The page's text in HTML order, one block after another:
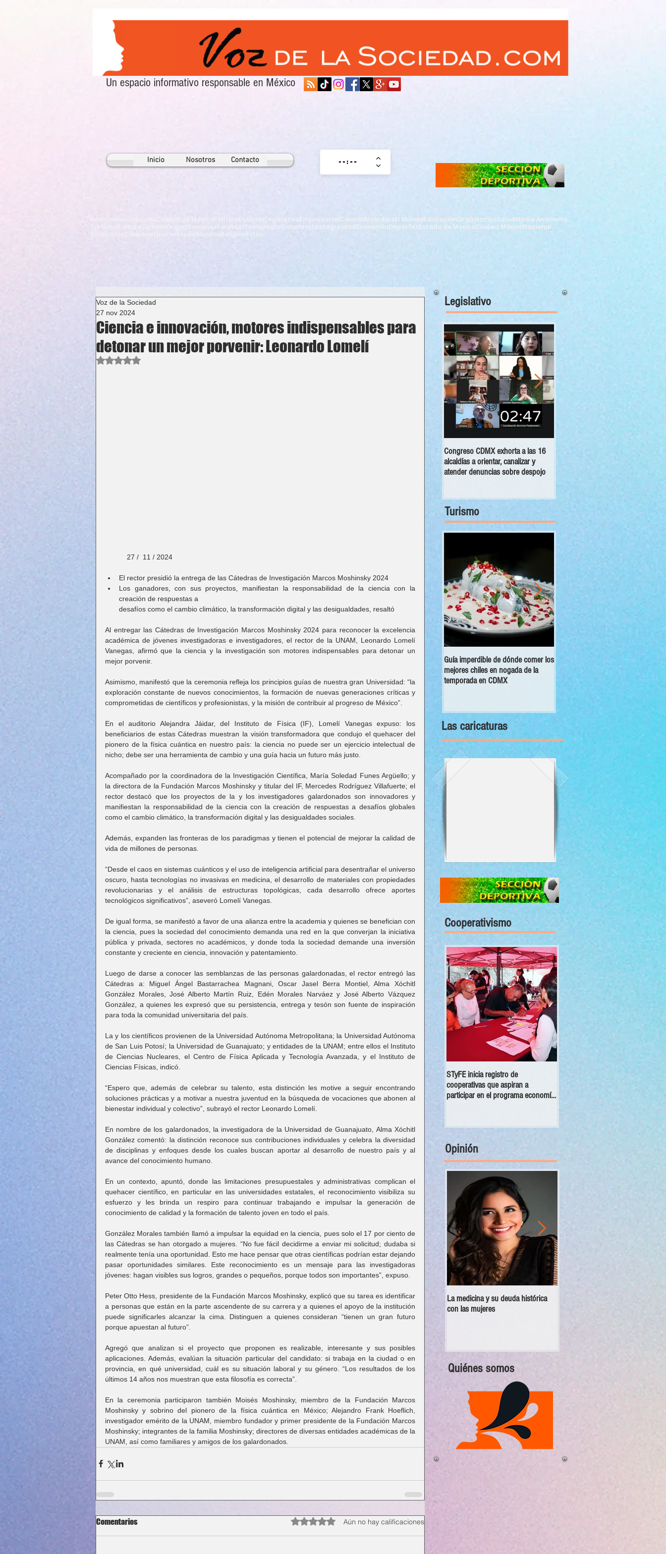
Un espacio informativo responsable en México
Inicio Nosotros Contacto
Legislativo EmpresarialCienciaAlcaldíasEl MundoEducaciónOrganismosSaludMedio Ambiente
Columnistas SeguridadEconomíaDeportesEstado de MéxicoCiudad MéxicoNacional
Ciencia e innovación, motores indispensables para
detonar un mejor porvenir: Leonardo Lomelí
Voz de la Sociedad
27 nov 2024
Obtuvo NaN de 5 estrellas.
           27 /  11 / 2024
El rector presidió la entrega de las Cátedras de Investigación Marcos Moshinsky 2024
Los ganadores, con sus proyectos, manifiestan la responsabilidad de la ciencia con la
creación de respuestas a
desafíos como el cambio climático, la transformación digital y las desigualdades, resaltó
Al entregar las Cátedras de Investigación Marcos Moshinsky 2024 para reconocer la excelencia
académica de jóvenes investigadoras e investigadores, el rector de la UNAM, Leonardo Lomelí
Vanegas, afirmó que la ciencia y la investigación son motores indispensables para detonar un
mejor porvenir.
Asimismo, manifestó que la ceremonia refleja los principios guías de nuestra gran Universidad: “la
exploración constante de nuevos conocimientos, la formación de nuevas generaciones críticas y
comprometidas de científicos y profesionistas, y la misión de contribuir al progreso de México”.
En el auditorio Alejandra Jáidar, del Instituto de Física (IF), Lomelí Vanegas expuso: los
beneficiarios de estas Cátedras muestran la visión transformadora que condujo el quehacer del
pionero de la física cuántica en nuestro país: la ciencia no puede ser un ejercicio intelectual de
nicho; debe ser una herramienta de cambio y una guía hacia un futuro más justo.
Acompañado por la coordinadora de la Investigación Científica, María Soledad Funes Argüello; y
la directora de la Fundación Marcos Moshinsky y titular del IF, Mercedes Rodríguez Villafuerte; el
rector destacó que los proyectos de la y los investigadores galardonados son innovadores y
manifiestan la responsabilidad de la ciencia con la creación de respuestas a desafíos globales
como el cambio climático, la transformación digital y las desigualdades sociales.
Además, expanden las fronteras de los paradigmas y tienen el potencial de mejorar la calidad de
vida de millones de personas.
“Desde el caos en sistemas cuánticos y el uso de inteligencia artificial para desentrañar el universo
oscuro, hasta tecnologías no invasivas en medicina, el desarrollo de materiales con propiedades
revolucionarias y el análisis de estructuras topológicas, cada desarrollo ofrece aportes
tecnológicos significativos”, aseveró Lomelí Vanegas.
De igual forma, se manifestó a favor de una alianza entre la academia y quienes se benefician con
la ciencia, pues la sociedad del conocimiento demanda una red en la que converjan la iniciativa
pública y privada, sectores no académicos, y donde toda la sociedad demande una inversión
constante y creciente en ciencia, innovación y patentamiento.
Luego de darse a conocer las semblanzas de las personas galardonadas, el rector entregó las
Cátedras a: Miguel Ángel Bastarrachea Magnani, Oscar Jasel Berra Montiel, Alma Xóchitl
González Morales, José Alberto Martín Ruiz, Edén Morales Narváez y José Alberto Vázquez
González, a quienes les expresó que su persistencia, entrega y tesón son fuente de inspiración
para toda la comunidad universitaria del país.
La y los científicos provienen de la Universidad Autónoma Metropolitana; la Universidad Autónoma
de San Luis Potosí; la Universidad de Guanajuato; y entidades de la UNAM; entre ellos el Instituto
de Ciencias Nucleares, el Centro de Física Aplicada y Tecnología Avanzada, y el Instituto de
Ciencias Físicas, indicó.
“Espero que, además de celebrar su talento, esta distinción les motive a seguir encontrando
soluciones prácticas y a motivar a nuestra juventud en la búsqueda de vocaciones que abonen al
bienestar individual y colectivo”, subrayó el rector Leonardo Lomelí.
En nombre de los galardonados, la investigadora de la Universidad de Guanajuato, Alma Xóchitl
González comentó: la distinción reconoce sus contribuciones individuales y celebra la diversidad
de disciplinas y enfoques desde los cuales buscan aportar al desarrollo de nuestro país y al
avance del conocimiento humano.
En un contexto, apuntó, donde las limitaciones presupuestales y administrativas complican el
quehacer científico, en particular en las universidades estatales, el reconocimiento visibiliza su
esfuerzo y les brinda un respiro para continuar trabajando e impulsar la generación de
conocimiento de calidad y la formación de talento joven en todo el país.
González Morales también llamó a impulsar la equidad en la ciencia, pues solo el 17 por ciento de
las Cátedras se han otorgado a mujeres. “No fue fácil decidirme a enviar mi solicitud; dudaba si
realmente tenía una oportunidad. Esto me hace pensar que otras científicas podrían estar dejando
pasar oportunidades similares. Este reconocimiento es un mensaje para las investigadoras
jóvenes: hagan visibles sus logros, grandes o pequeños, porque todos son importantes”, expuso.
Peter Otto Hess, presidente de la Fundación Marcos Moshinsky, explicó que su tarea es identificar
a personas que están en la parte ascendente de su carrera y a quienes el apoyo de la institución
puede significarles alcanzar la cima. Distinguen a quienes consideran “tienen un gran futuro
porque apuestan al futuro”.
Agregó que analizan si el proyecto que proponen es realizable, interesante y sus posibles
aplicaciones. Además, evalúan la situación particular del candidato: si trabaja en la ciudad o en
provincia, en qué universidad, cuál es su situación laboral y su género. “Los resultados de los
últimos 14 años nos muestran que esta filosofía es correcta”.
En la ceremonia participaron también Moisés Moshinsky, miembro de la Fundación Marcos
Moshinsky y sobrino del pionero de la física cuántica en México; Alejandro Frank Hoeflich,
investigador emérito de la UNAM, miembro fundador y primer presidente de la Fundación Marcos
Moshinsky; integrantes de la familia Moshinsky; directores de diversas entidades académicas de la
UNAM, así como familiares y amigos de los galardonados.
Comentarios Obtuvo 0 de 5 estrellas.Aún no hay calificaciones
Legislativo
Congreso CDMX exhorta a las 16
alcaldías a orientar, canalizar y
atender denuncias sobre despojo
manutención de seres sintientes en
Turismo
Guía imperdible de dónde comer los
mejores chiles en nogada de la
temporada en CDMX
Sectur y Semarnat presentan el
inversión turística con bienestar y
Las caricaturas
Cooperativismo
STyFE inicia registro de
cooperativas que aspiran a
participar en el programa economía
Las cooperativas a nivel nacional
dejan una derrama económica
Opinión
La medicina y su deuda histórica
con las mujeres
Quiénes somos